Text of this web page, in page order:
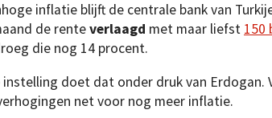
inflatie blijft de centrale bank van
de renteverlaagd met maar liefst 150
die nog 14 procent.
instelling doet dat onder druk van Erdogan.
net voor nog meer inflatie.